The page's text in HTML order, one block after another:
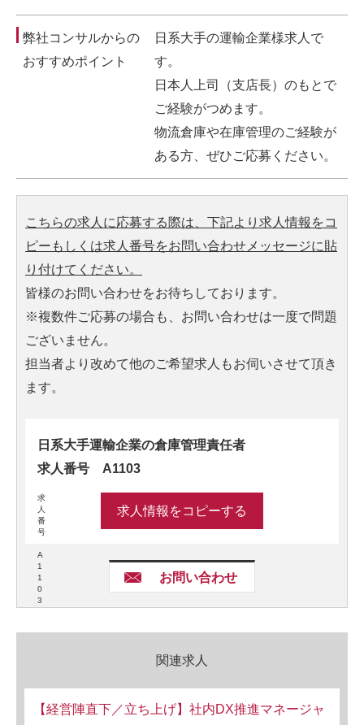
弊社コンサルからの
おすすめポイント
日系大手の運輸企業様求人で
す。
日本人上司（支店長）のもとで
ご経験がつめます。
物流倉庫や在庫管理のご経験が
ある方、ぜひご応募ください。
こちらの求人に応募する際は、下記より求人情報をコ
ピーもしくは求人番号をお問い合わせメッセージに貼
り付けてください。
皆様のお問い合わせをお待ちしております。
※複数件ご応募の場合も、お問い合わせは一度で問題
ございません。
担当者より改めて他のご希望求人もお伺いさせて頂き
ます。
求
人
番
号
A
1
1
0
3
日系大手運輸企業の倉庫管理責任者
求人番号 A1103
求人情報をコピーする
お問い合わせ
関連求人
【経営陣直下／立ち上げ】社内DX推進マネージャ